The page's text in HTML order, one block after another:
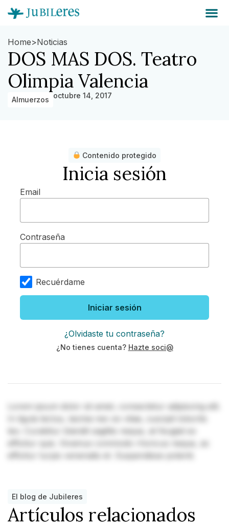
Home>Noticias
DOS MAS DOS. Teatro
Olimpia Valencia
Almuerzos octubre 14, 2017
Lorem ipsum dolor sit amet, consectetur adipiscing elit.
In ligula lectus, lacinia nec ex vitae, suscipit lobortis
leo. Curabitur blandit sagittis neque, at feugiat ex
efficitur quis. Vivamus commodo rhoncus neque, ac
efficitur turpis venenatis et. Suspendisse potenti.
Contenido protegido
Inicia sesión
Email
Contraseña
Recuérdame
Iniciar sesión
¿Olvidaste tu contraseña?
¿No tienes cuenta? Hazte soci@
El blog de Jubileres
Artículos relacionados